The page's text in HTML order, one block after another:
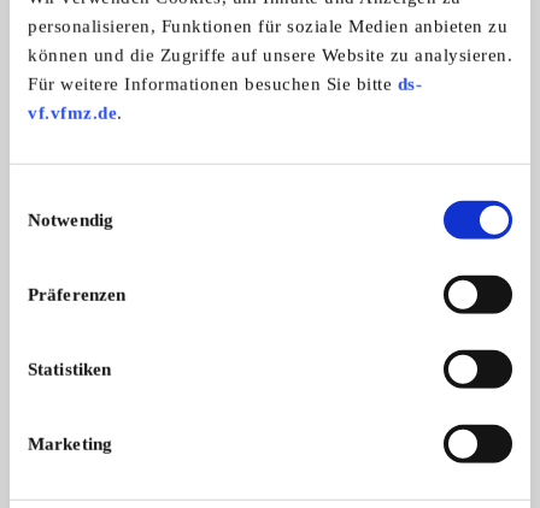
personalisieren, Funktionen für soziale Medien anbieten zu
können und die Zugriffe auf unsere Website zu analysieren.
Für weitere Informationen besuchen Sie bitte ds-
vf.vfmz.de.
Notwendig
Präferenzen
Statistiken
Marketing
Preis auf Anfrage
Angebot Privat
ANSEHEN
Informationen zur Marke
Kategorie: